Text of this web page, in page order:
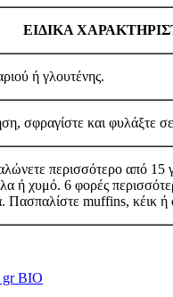
ΕΙΔΙΚΑ
ή γλουτένης.
σφραγίστε και φυλάξτε
περισσότερο από
ή χυμό. 6 φορές
Πασπαλίστε muffins, κέικ ή